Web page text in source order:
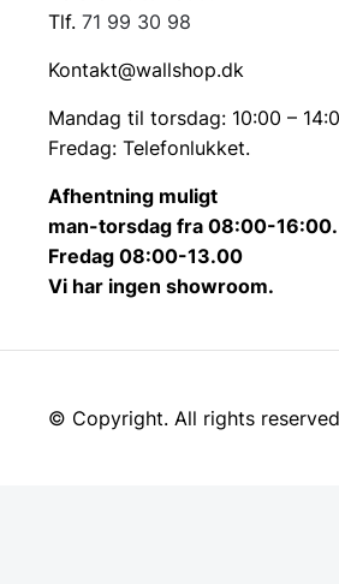
Tlf. 71 99 30 98
Kontakt@wallshop.dk
Mandag til torsdag: 10:00 –
Fredag: Telefonlukket.
Afhentning muligt
man-torsdag fra 08:00-16:00.
Fredag 08:00-13.00
Vi har ingen showroom.
© Copyright. All rights